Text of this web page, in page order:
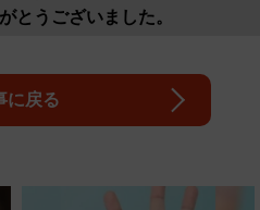
とうございました。
に戻る